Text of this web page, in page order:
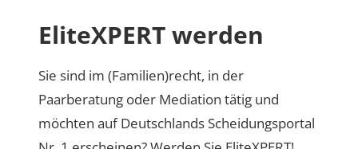
EliteXPERT werden
Sie sind im (Familien)recht, in der
Paarberatung oder Mediation tätig und
möchten auf Deutschlands Scheidungsportal